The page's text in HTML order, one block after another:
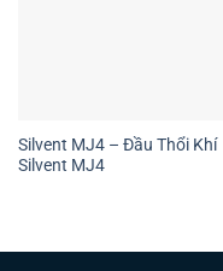
Silvent MJ4 – Đầu Thổi Khí
Silvent MJ4